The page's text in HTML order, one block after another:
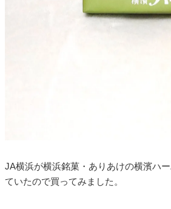
JA横浜が横浜銘菓・ありあけの横濱ハ
ていたので買ってみました。